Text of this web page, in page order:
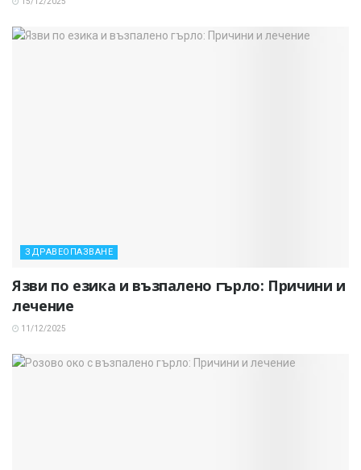
ЗДРАВЕОПАЗВАНЕ
Язви по езика и възпалено гърло: Причини и
лечение
11/12/2025